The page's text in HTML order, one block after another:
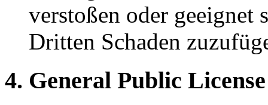
verstoßen oder geeignet
Dritten Schaden
4. General Public License